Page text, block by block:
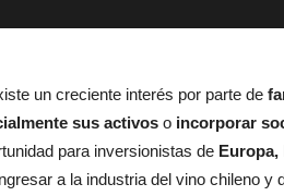
un creciente interés por parte de
sus activos o incorporar
para inversionistas de Europa,
a la industria del vino chileno y